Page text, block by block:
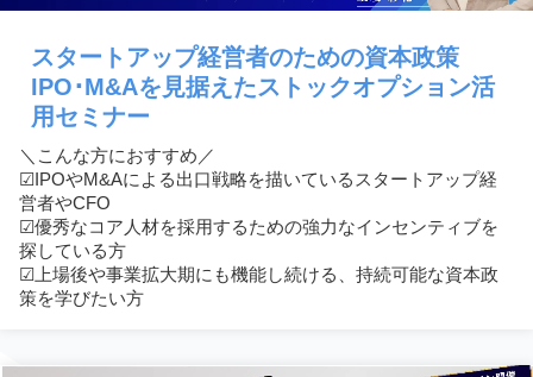
スタートアップ経営者のための資本政策
IPO･M&Aを見据えたストックオプション活
用セミナー
＼こんな方におすすめ／
☑︎IPOやM&Aによる出口戦略を描いているスタートアップ経
営者やCFO
☑︎優秀なコア人材を採用するための強力なインセンティブを
探している方
☑︎上場後や事業拡大期にも機能し続ける、持続可能な資本政
策を学びたい方